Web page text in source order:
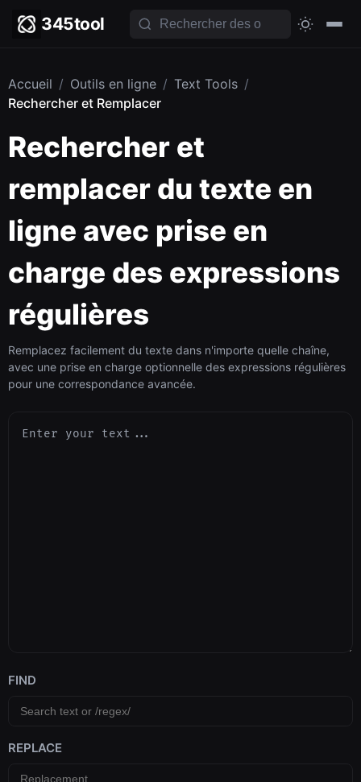
345tool
Accueil / Outils en ligne / Text Tools /
Rechercher et Remplacer
Rechercher et
remplacer du texte en
ligne avec prise en
charge des expressions
régulières
Remplacez facilement du texte dans n'importe quelle chaîne,
avec une prise en charge optionnelle des expressions régulières
pour une correspondance avancée.
FIND
REPLACE